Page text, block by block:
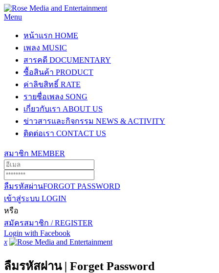
Menu
หน้าแรก HOME
เพลง MUSIC
สารคดี DOCUMENTARY
ซื้อสินค้า PRODUCT
ค่าลิขสิทธิ์ RATE
รายชื่อเพลง SONG
เกี่ยวกับเรา ABOUT US
ข่าวสารและกิจกรรม NEWS & ACTIVITY
ติดต่อเรา CONTACT US
สมาชิก MEMBER
ลืมรหัสผ่านFORGOT PASSWORD
เข้าสู่ระบบ LOGIN
หรือ
สมัครสมาชิก / REGISTER
Login with Facebook
x
ลืมรหัสผ่าน | Forget Password